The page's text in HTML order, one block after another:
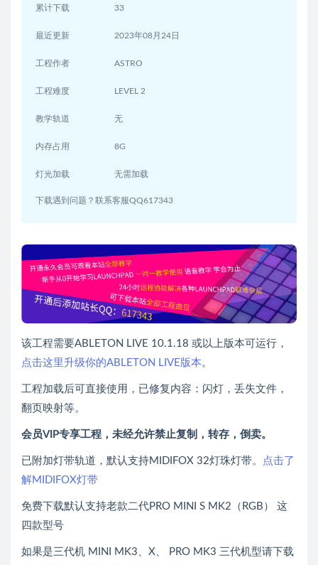
累计下载 33
最近更新 2023年08月24日
工程作者 ASTRO
工程难度 LEVEL 2
教学轨道 无
内存占用 8G
灯光加载 无需加载
下载遇到问题？联系客服QQ617343
该工程需要ABLETON LIVE 10.1.18 或以上版本可运行，
点击这里升级你的ABLETON LIVE版本。
工程加载后可直接使用，已修复内容：闪灯，丢失文件，
翻页映射等。
会员VIP专享工程，未经允许禁止复制，转存，倒卖。
已附加灯带轨道，默认支持MIDIFOX 32灯珠灯带。
点击了
解MIDIFOX灯带
免费下载默认支持老款二代PRO MINI S MK2（RGB） 这
四款型号
如果是三代机 MINI MK3、X、 PRO MK3 三代机型请下载